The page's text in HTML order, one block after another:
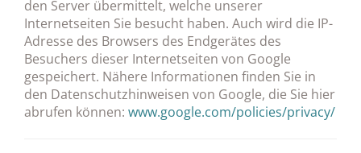
den Server übermittelt, welche unserer
Internetseiten Sie besucht haben. Auch wird die IP-
Adresse des Browsers des Endgerätes des
Besuchers dieser Internetseiten von Google
gespeichert. Nähere Informationen finden Sie in
den Datenschutzhinweisen von Google, die Sie hier
abrufen können: www.google.com/policies/privacy/